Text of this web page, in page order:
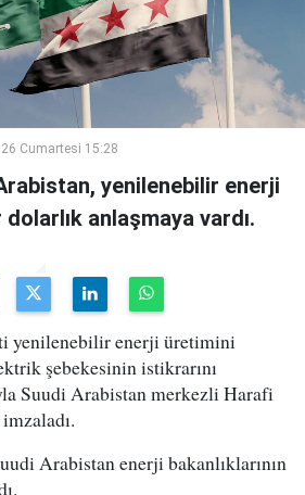
Cumartesi 15:28
yenilenebilir enerji
anlaşmaya vardı.
yenilenebilir enerji üretimini
şebekesinin istikrarını
Suudi Arabistan merkezli Harafi
Arabistan enerji bakanlıklarının